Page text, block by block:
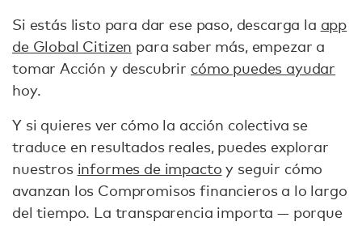
Si estás listo para dar ese paso, descarga la app
de Global Citizen para saber más, empezar a
tomar Acción y descubrir cómo puedes ayudar
hoy.
Y si quieres ver cómo la acción colectiva se
traduce en resultados reales, puedes explorar
nuestros informes de impacto y seguir cómo
avanzan los Compromisos financieros a lo largo
del tiempo. La transparencia importa — porque